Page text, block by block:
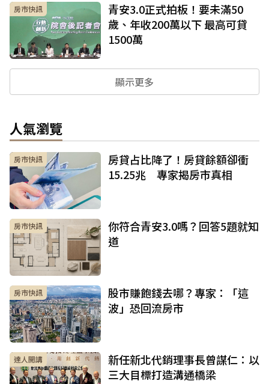
房市快訊
青安3.0正式拍板！要未滿50
歲、年收200萬以下 最高可貸
1500萬
顯示更多
人氣瀏覽
房市快訊
房貸占比降了！房貸餘額卻衝
15.25兆 專家揭房市真相
房市快訊
你符合青安3.0嗎？回答5題就知
道
房市快訊
股市賺飽錢去哪？專家：「這
波」恐回流房市
達人開講
新任新北代銷理事長曾謀仁：以
三大目標打造溝通橋梁